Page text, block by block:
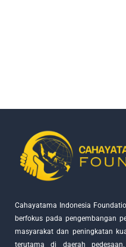
Cahayatama Indonesia
berfokus pada pengembangan
masyarakat dan peningkatan
terutama di daerah